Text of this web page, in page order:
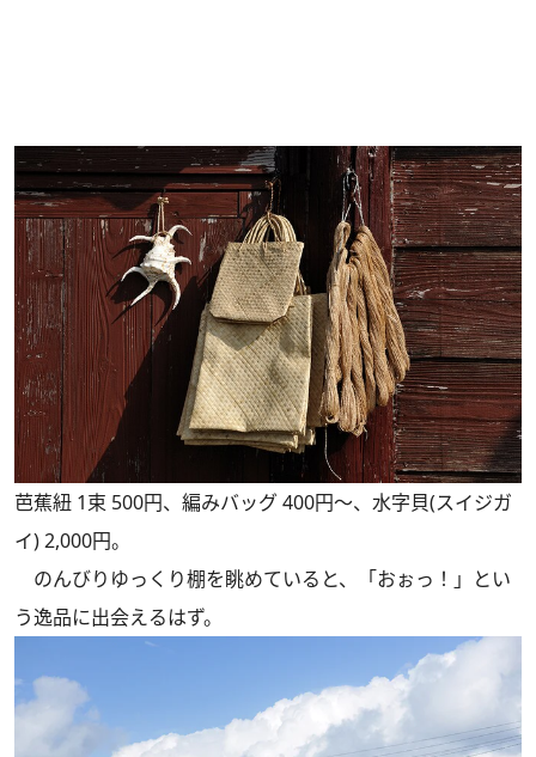
芭蕉紐 1束 500円、編みバッグ 400円～、水字貝(スイジガ
イ) 2,000円。
のんびりゆっくり棚を眺めていると、「おぉっ！」とい
う逸品に出会えるはず。